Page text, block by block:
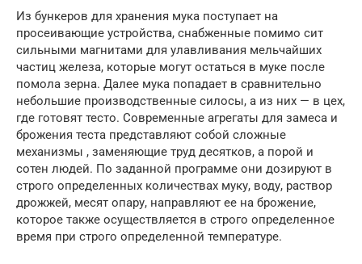
Из бункеров для хранения мука поступает на
просеивающие устройства, снабженные помимо сит
сильными магнитами для улавливания мельчайших
частиц железа, которые могут остаться в муке после
помола зерна. Далее мука попадает в сравнительно
небольшие производственные силосы, а из них — в цех,
где готовят тесто. Современные агрегаты для замеса и
брожения теста представляют собой сложные
механизмы , заменяющие труд десятков, а порой и
сотен людей. По заданной программе они дозируют в
строго определенных количествах муку, воду, раствор
дрожжей, месят опару, направляют ее на брожение,
которое также осуществляется в строго определенное
время при строго определенной температуре.